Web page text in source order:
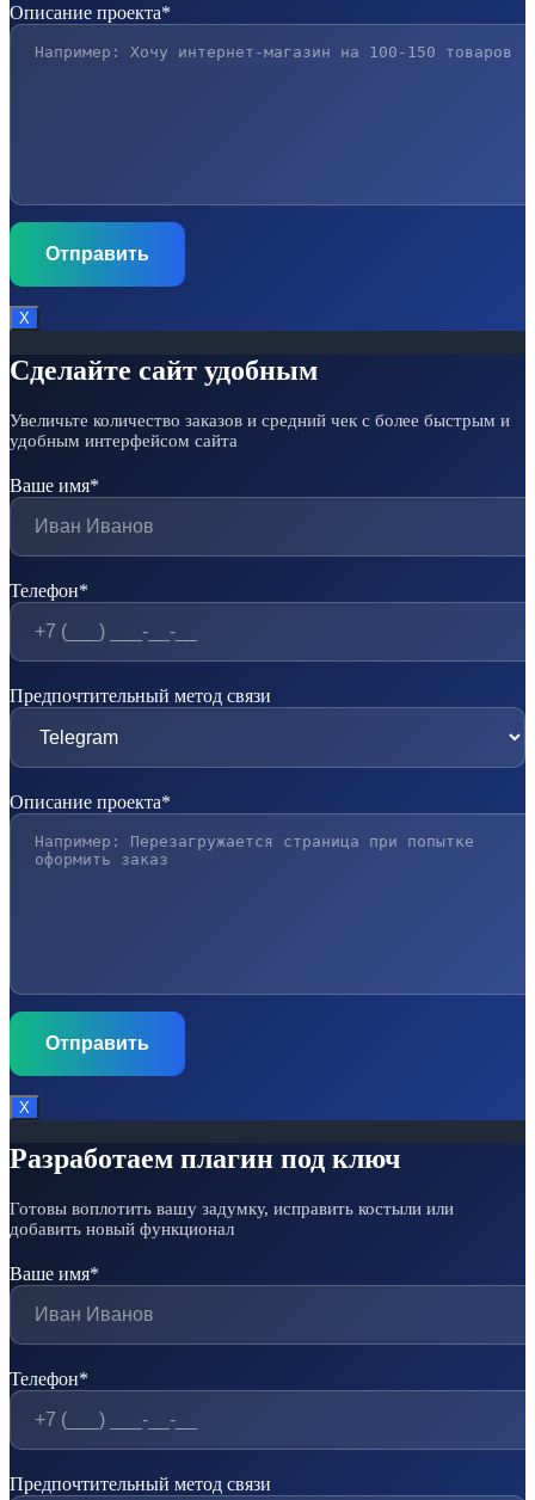
Описание проекта*
Х
Сделайте сайт удобным
Увеличьте количество заказов и средний чек с более быстрым и
удобным интерфейсом сайта
Ваше имя*
Телефон*
Предпочтительный метод связи
Описание проекта*
Х
Разработаем плагин под ключ
Готовы воплотить вашу задумку, исправить костыли или
добавить новый функционал
Ваше имя*
Телефон*
Предпочтительный метод связи